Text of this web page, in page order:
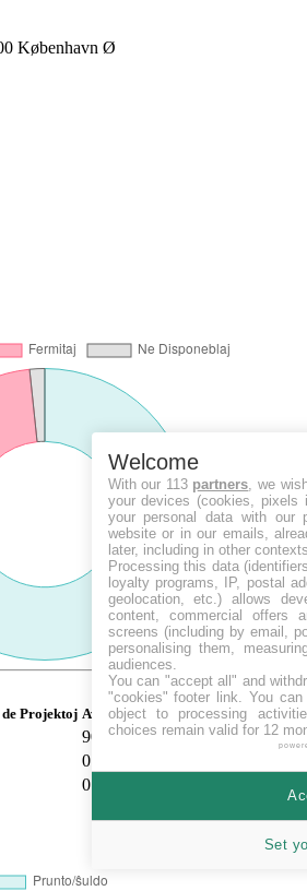
København Ø
Projektoj Averaĝa Financado
90.57 %
0.00
0.00
Welcome
With our 113 partners , we
your devices (cookies, pixels
your personal data with our
website or in our emails,
later, including in other
Processing this data
loyalty programs, IP, postal
geolocation, etc.) allows
content, commercial offers
screens (including by email,
personalising them,
audiences.
You can "accept all" and
"cookies" footer link . You
object to processing
choices remain valid for 12
Set